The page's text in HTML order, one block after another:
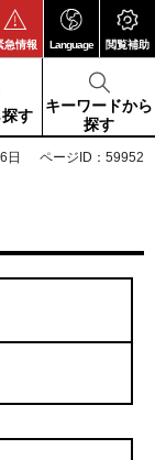
急情報 Language 閲覧補助
す
キーワードから
探す
日 ページID：59952